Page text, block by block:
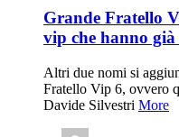
Grande Fratello
vip che hanno
Altri due nomi si
Fratello Vip 6, ovvero
Davide Silvestri More